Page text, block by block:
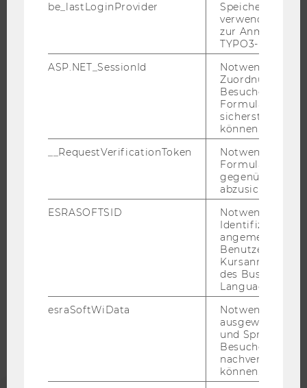
STUDIERENDE
PRESSE
be_lastLoginProvider
Speichert die
verwendete
zur Anmeldung
TYPO3-Backend.
ASP.NET_SessionId
Notwendig, um
Zuordnung von
Besucher zu
sicherstellen zu
können.
__RequestVerificationToken
Notwendig, um
gegenüber
abzusichern.
ESRASOFTSID
Notwendig zur
Identifizierung
angemeldeten
Benutzers im
des Business
Language
esraSoftWiData
Notwendig um
ausgewählte
und
Besuchers
nachverfolgen
können.